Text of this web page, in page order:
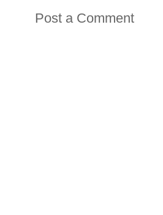
Post a Comment